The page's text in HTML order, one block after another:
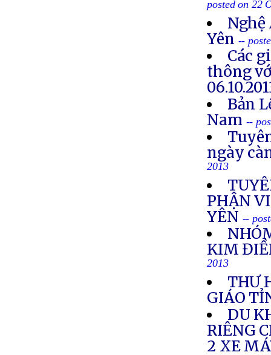
posted on 22
Nghệ
Yên --
Các
thông
Bản
Nam --
ngày
2013
PHẬN
YÊN --
KIM
2013
THƯ
GIÁO
DU
RIÊNG
2 XE